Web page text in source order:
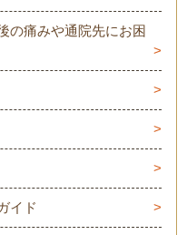
の痛みや通院先にお困
イド